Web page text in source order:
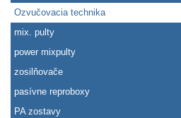
Ozvučovacia technika
mix. pulty
power mixpulty
zosilňovače
pasívne reproboxy
PA zostavy